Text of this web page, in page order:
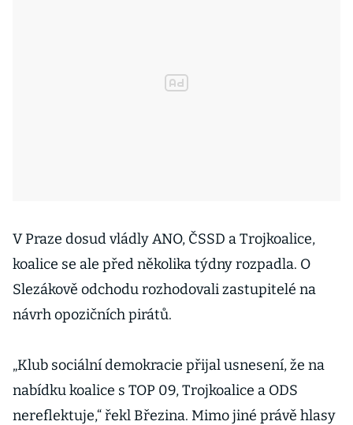
V Praze dosud vládly ANO, ČSSD a Trojkoalice,
koalice se ale před několika týdny rozpadla. O
Slezákově odchodu rozhodovali zastupitelé na
návrh opozičních pirátů.
„Klub sociální demokracie přijal usnesení, že na
nabídku koalice s TOP 09, Trojkoalice a ODS
nereflektuje,“ řekl Březina. Mimo jiné právě hlasy